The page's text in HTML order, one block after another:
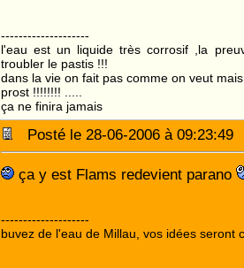
--------------------
l'eau est un liquide très corrosif ,la
troubler le pastis !!!
dans la vie on fait pas comme on veut
prost !!!!!!!! .....
ça ne finira jamais
Posté le 28-06-2006 à
ça y est Flams redevient parano
--------------------
buvez de l'eau de Millau, vos idées seront